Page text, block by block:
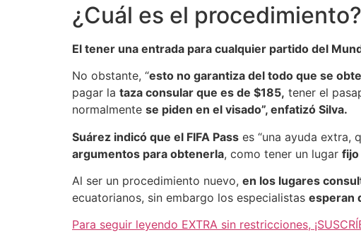
¿Cuál es el procedimiento?
El tener una entrada para cualquier partido del
No obstante, “esto no garantiza del todo que se
pagar la taza consular que es de $185, tener el
normalmente se piden en el visado”, enfatizó Silva.
Suárez indicó que el FIFA Pass es “una ayuda extra,
argumentos para obtenerla, como tener un lugar fijo
Al ser un procedimiento nuevo, en los lugares
ecuatorianos, sin embargo los especialistas esperan
Para seguir leyendo EXTRA sin restricciones,